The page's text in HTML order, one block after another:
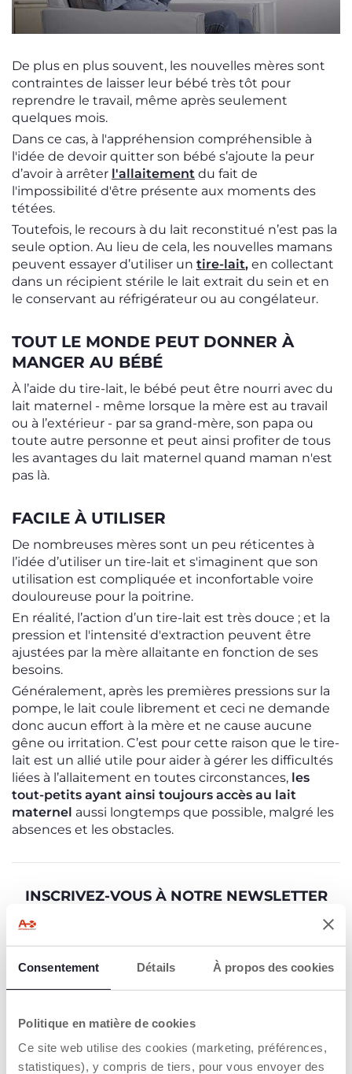
Consentement Détails À propos des cookies
Politique en matière de cookies
Ce site web utilise des cookies (marketing, préférences,
statistiques), y compris de tiers, pour vous envoyer des
De plus en plus souvent, les nouvelles mères sont
contraintes de laisser leur bébé très tôt pour
reprendre le travail, même après seulement
quelques mois.
Dans ce cas, à l'appréhension compréhensible à
l'idée de devoir quitter son bébé s’ajoute la peur
d’avoir à arrêter l'allaitement du fait de
l'impossibilité d'être présente aux moments des
tétées.
Toutefois, le recours à du lait reconstitué n’est pas la
seule option. Au lieu de cela, les nouvelles mamans
peuvent essayer d’utiliser un tire-lait, en collectant
dans un récipient stérile le lait extrait du sein et en
le conservant au réfrigérateur ou au congélateur.
TOUT LE MONDE PEUT DONNER À
MANGER AU BÉBÉ
À l’aide du tire-lait, le bébé peut être nourri avec du
lait maternel - même lorsque la mère est au travail
ou à l’extérieur - par sa grand-mère, son papa ou
toute autre personne et peut ainsi profiter de tous
les avantages du lait maternel quand maman n'est
pas là.
FACILE À UTILISER
De nombreuses mères sont un peu réticentes à
l’idée d’utiliser un tire-lait et s'imaginent que son
utilisation est compliquée et inconfortable voire
douloureuse pour la poitrine.
En réalité, l’action d’un tire-lait est très douce ; et la
pression et l'intensité d'extraction peuvent être
ajustées par la mère allaitante en fonction de ses
besoins.
Généralement, après les premières pressions sur la
pompe, le lait coule librement et ceci ne demande
donc aucun effort à la mère et ne cause aucune
gêne ou irritation. C’est pour cette raison que le tire-
lait est un allié utile pour aider à gérer les difficultés
liées à l’allaitement en toutes circonstances, les
tout-petits ayant ainsi toujours accès au lait
maternel aussi longtemps que possible, malgré les
absences et les obstacles.
INSCRIVEZ-VOUS À NOTRE NEWSLETTER
E-mail
confidentialité
S’ABONNER À LA NEWSLETTER